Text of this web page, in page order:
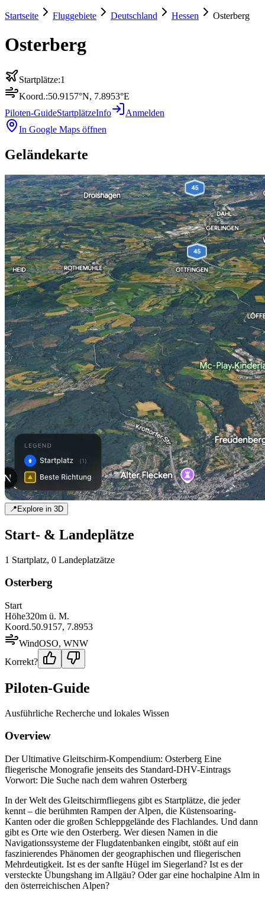
Startseite Fluggebiete Deutschland Hessen Osterberg
Osterberg
Startplätze:1
Koord.:50.9157°N, 7.8953°E
Piloten-GuideStartplätzeInfo
Anmelden
In Google Maps öffnen
Geländekarte
📍Explore in 3D
Start- & Landeplätze
1 Startplatz, 0 Landeplatzätze
Osterberg
Start
Höhe320m ü. M.
Koord.50.9157, 7.8953
WindOSO, WNW
Korrekt?
Piloten-Guide
Ausführliche Recherche und lokales Wissen
Overview
Der Ultimative Gleitschirm-Kompendium: Osterberg Eine
fliegerische Monografie jenseits des Standard-DHV-Eintrags
Vorwort: Die Suche nach dem wahren Osterberg
In der Welt des Gleitschirmfliegens gibt es Startplätze, die jeder
kennt – die berühmten Rampen der Alpen, die Küstensoaring-
Kanten oder die großen Schleppgelände des Flachlandes. Und dann
gibt es Orte wie den Osterberg. Wer diesen Namen in die
Navigationssysteme der Flugdatenbanken eingibt, stößt auf ein
faszinierendes Phänomen der geographischen und fliegerischen
Mehrdeutigkeit. Ist es der sanfte Hügel im Siegerland? Ist es der
versteckte Übungshang im Allgäu? Oder gar eine hochalpine Alm in
den österreichischen Alpen?